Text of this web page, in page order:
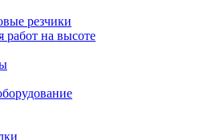
резчики
работ на высоте